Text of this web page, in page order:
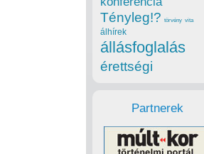
Tényleg!? törvény vita
álhírek
állásfoglalás
érettségi
Partnerek